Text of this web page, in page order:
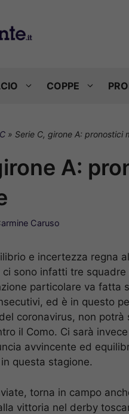
COPPE
» Serie C, girone A: pronostici
A:
Caruso
e incertezza regna
sono infatti tre
particolare va fatta
ed è in questo
coronavirus, non
il Como. Ci sarà
avvincente ed
questa stagione.
torna in campo
vittoria nel derby